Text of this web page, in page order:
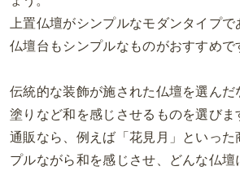
上置仏壇がシンプルなモダンタイプで
仏壇台もシンプルなものがおすすめで
伝統的な装飾が施された仏壇を選んだ
塗りなど和を感じさせるものを選びま
通販なら、例えば「花見月」といった
プルながら和を感じさせ、どんな仏壇